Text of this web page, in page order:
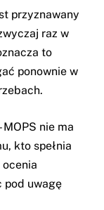
przyznawany
raz w
to
ponownie w
MOPS nie ma
kto spełnia
pod uwagę